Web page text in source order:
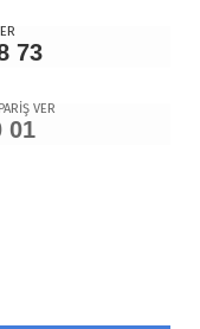
73
VER
01